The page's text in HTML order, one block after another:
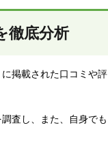
徹底分析
掲載された口コミや評
査し、
また、自身でも